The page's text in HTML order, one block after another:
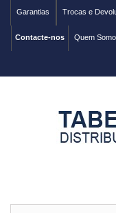
Trocas e
Garantias
Quem
Contacte-nos